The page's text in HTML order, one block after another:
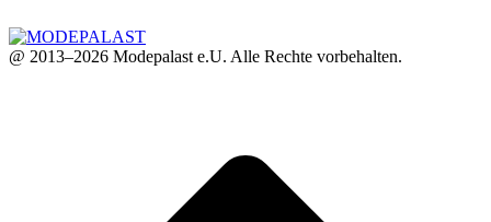
@ 2013–2026 Modepalast e.U. Alle Rechte vorbehalten.